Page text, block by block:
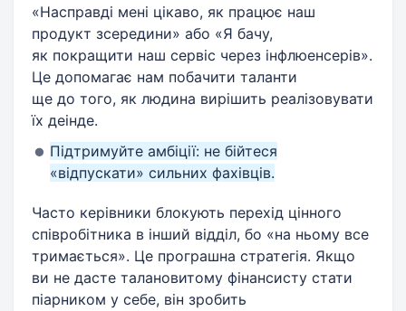
«Насправді мені цікаво, як працює наш
продукт зсередини» або «Я бачу,
як покращити наш сервіс через інфлюенсерів».
Це допомагає нам побачити таланти
ще до того, як людина вирішить реалізовувати
їх деінде.
Підтримуйте амбіції: не бійтеся
«відпускати» сильних фахівців.
Часто керівники блокують перехід цінного
співробітника в інший відділ, бо «на ньому все
тримається». Це програшна стратегія. Якщо
ви не дасте талановитому фінансисту стати
піарником у себе, він зробить